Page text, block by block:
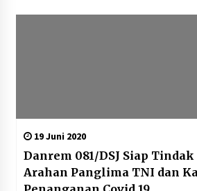
19 Juni 2020
Danrem 081/DSJ Siap
Arahan Panglima TNI dan